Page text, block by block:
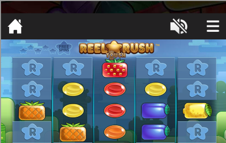
[object HTMLMetaElement]
пополнить счет